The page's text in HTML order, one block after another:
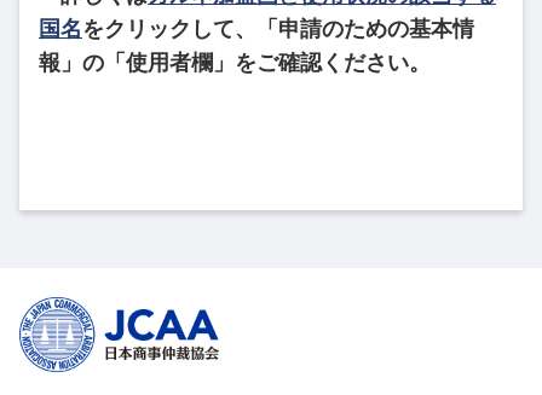
国名 をクリックして、「申請のための基本情
報」の「使用者欄」をご確認ください。